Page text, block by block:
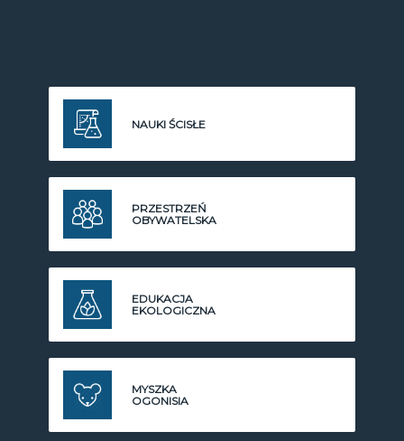
NAUKI ŚCISŁE
PRZESTRZEŃ
OBYWATELSKA
EDUKACJA
EKOLOGICZNA
MYSZKA
OGONISIA